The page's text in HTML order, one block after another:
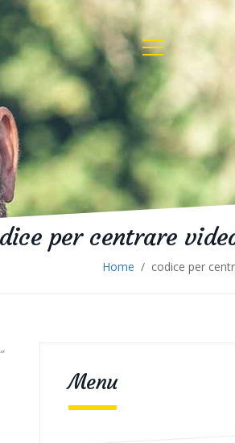
per centrare
Home / codice per
Menu